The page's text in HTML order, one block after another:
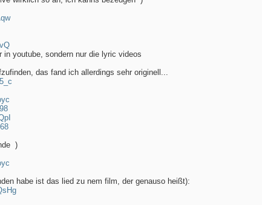
youtube, sondern nur die lyric videos
das fand ich allerdings sehr originell...
)
habe ist das lied zu nem film, der genauso heißt):